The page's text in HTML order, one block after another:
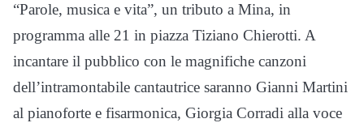
“Parole, musica e vita”, un tributo a Mina, in
programma alle 21 in piazza Tiziano Chierotti. A
incantare il pubblico con le magnifiche canzoni
dell’intramontabile cantautrice saranno Gianni Martini
al pianoforte e fisarmonica, Giorgia Corradi alla voce